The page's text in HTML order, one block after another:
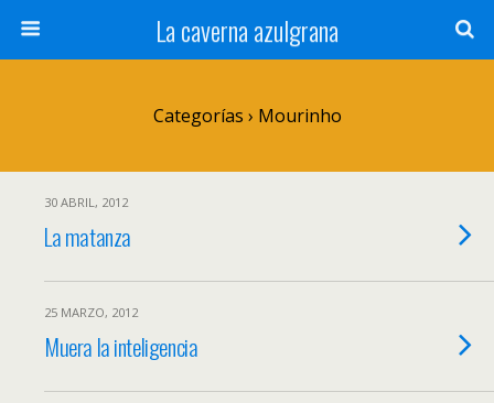
La caverna azulgrana
Categorías › Mourinho
30 ABRIL, 2012
La matanza
25 MARZO, 2012
Muera la inteligencia